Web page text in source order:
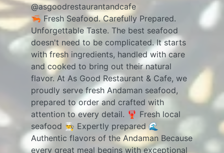
@asgoodrestaurantandcafe
🦐 Fresh Seafood. Carefully Prepared.
Unforgettable Taste. The best seafood
doesn't need to be complicated. It starts
with fresh ingredients, handled with care
and cooked to bring out their natural
flavor. At As Good Restaurant & Cafe, we
proudly serve fresh Andaman seafood,
prepared to order and crafted with
attention to every detail. 🦞 Fresh local
seafood 👨‍🍳 Expertly prepared 🌊
Authentic flavors of the Andaman Because
every great meal begins with exceptional